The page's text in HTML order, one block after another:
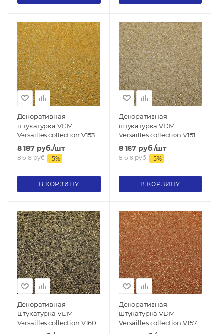
Декоративная
штукатурка VDM
Versailles collection V153
8 187 руб./шт
8 618руб. -5%
В КОРЗИНУ
Декоративная
штукатурка VDM
Versailles collection V151
8 187руб./шт
8 618руб. -5%
В КОРЗИНУ
Декоративная
штукатурка VDM
Versailles collection V160
Декоративная
штукатурка VDM
Versailles collection V157